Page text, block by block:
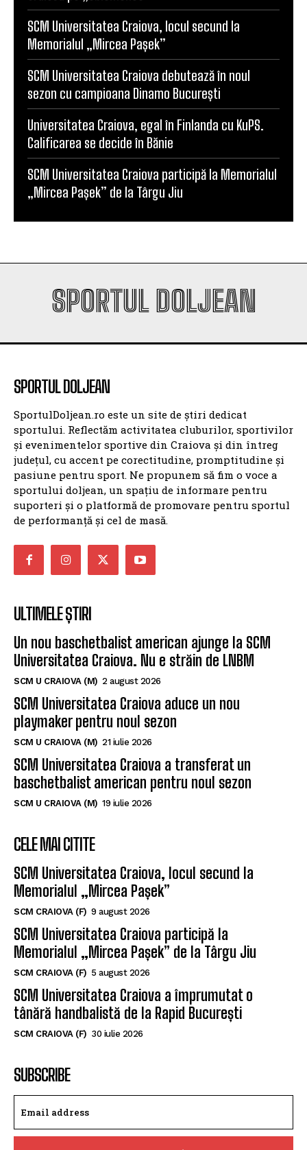
SCM Universitatea Craiova, locul secund la
Memorialul „Mircea Pașek”
SCM Universitatea Craiova debutează în noul
sezon cu campioana Dinamo București
Universitatea Craiova, egal în Finlanda cu KuPS.
Calificarea se decide în Bănie
SCM Universitatea Craiova participă la Memorialul
„Mircea Pașek” de la Târgu Jiu
SPORTUL DOLJEAN
SPORTUL DOLJEAN
SportulDoljean.ro este un site de știri dedicat
sportului. Reflectăm activitatea cluburilor, sportivilor
și evenimentelor sportive din Craiova și din întreg
județul, cu accent pe corectitudine, promptitudine și
pasiune pentru sport. Ne propunem să fim o voce a
sportului doljean, un spațiu de informare pentru
suporteri și o platformă de promovare pentru sportul
de performanță și cel de masă.
ULTIMELE ȘTIRI
Un nou baschetbalist american ajunge la SCM
Universitatea Craiova. Nu e străin de LNBM
SCM U CRAIOVA (M) 2 august 2026
SCM Universitatea Craiova aduce un nou
playmaker pentru noul sezon
SCM U CRAIOVA (M) 21 iulie 2026
SCM Universitatea Craiova a transferat un
baschetbalist american pentru noul sezon
SCM U CRAIOVA (M) 19 iulie 2026
CELE MAI CITITE
SCM Universitatea Craiova, locul secund la
Memorialul „Mircea Pașek”
SCM CRAIOVA (F) 9 august 2026
SCM Universitatea Craiova participă la
Memorialul „Mircea Pașek” de la Târgu Jiu
SCM CRAIOVA (F) 5 august 2026
SCM Universitatea Craiova a împrumutat o
tânără handbalistă de la Rapid București
SCM CRAIOVA (F) 30 iulie 2026
SUBSCRIBE